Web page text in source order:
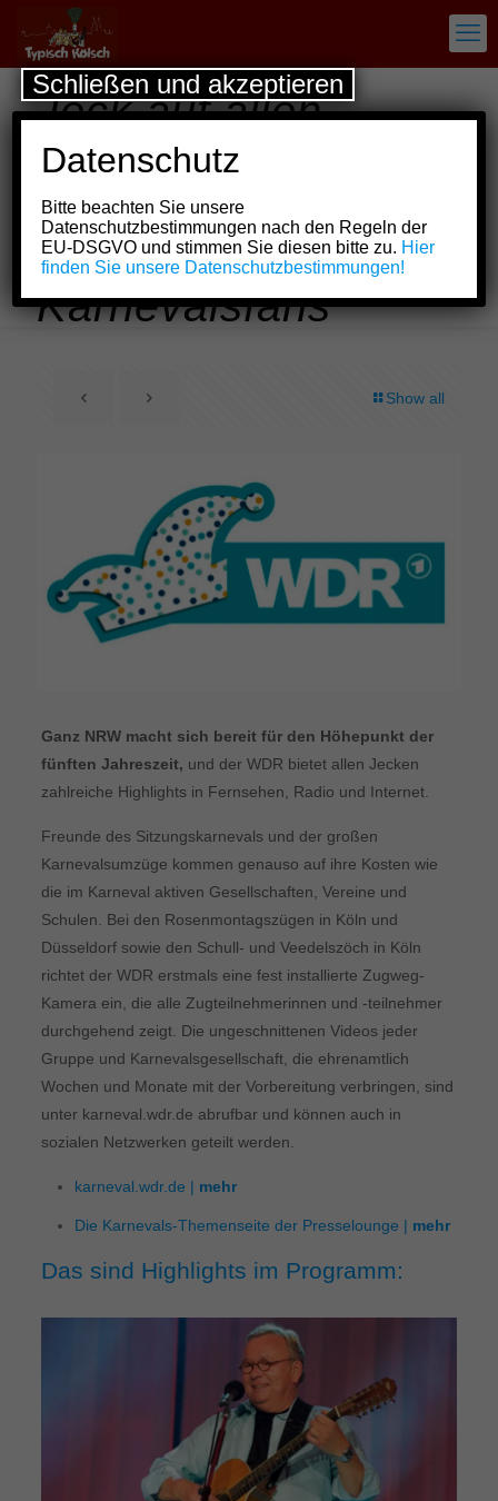
Jeck auf allen
Kanälen: WDR in
Fernsehen, Radio
und Netz erste
Anlaufstelle für
Karnevalsfans
Show all
Ganz NRW macht sich bereit für den Höhepunkt der
fünften Jahreszeit, und der WDR bietet allen Jecken
zahlreiche Highlights in Fernsehen, Radio und Internet.
Freunde des Sitzungskarnevals und der großen
Karnevalsumzüge kommen genauso auf ihre Kosten wie
die im Karneval aktiven Gesellschaften, Vereine und
Schulen. Bei den Rosenmontagszügen in Köln und
Düsseldorf sowie den Schull- und Veedelszöch in Köln
richtet der WDR erstmals eine fest installierte Zugweg-
Kamera ein, die alle Zugteilnehmerinnen und -teilnehmer
durchgehend zeigt. Die ungeschnittenen Videos jeder
Gruppe und Karnevalsgesellschaft, die ehrenamtlich
Wochen und Monate mit der Vorbereitung verbringen, sind
unter karneval.wdr.de abrufbar und können auch in
sozialen Netzwerken geteilt werden.
karneval.wdr.de | mehr
Die Karnevals-Themenseite der Presselounge | mehr
Das sind Highlights im Programm:
Datenschutz
Bitte beachten Sie unsere
Datenschutzbestimmungen nach den Regeln der
EU-DSGVO und stimmen Sie diesen bitte zu. Hier
finden Sie unsere Datenschutzbestimmungen!
Schließen und akzeptieren